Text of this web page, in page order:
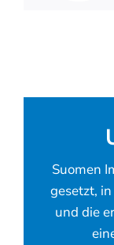
Suomen
gesetzt,
und die